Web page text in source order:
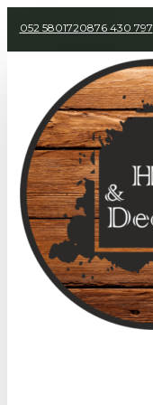
052 5801720876 430 797